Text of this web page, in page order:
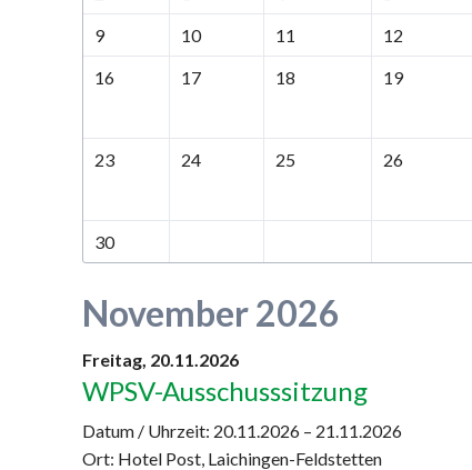
9
10 11 12
16
17 18 19
23 24 25 26
30
November 2026
Freitag, 20.11.2026
WPSV-Ausschusssitzung
Datum / Uhrzeit: 20.11.2026 – 21.11.2026
Ort: Hotel Post, Laichingen-Feldstetten